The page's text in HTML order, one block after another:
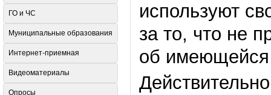
используют
за то, что не
об имеющейся
ГО и ЧС
Муниципальные образования
Интернет-приемная
Видеоматериалы
Опросы